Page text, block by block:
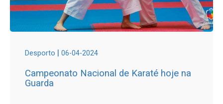
Desporto | 06-04-2024
Campeonato Nacional de Karaté hoje na
Guarda